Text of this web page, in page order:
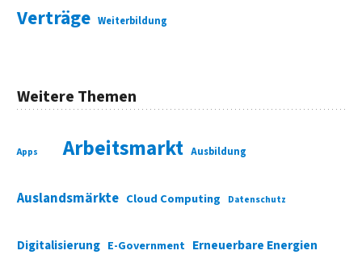
Verträge Weiterbildung
Weitere Themen
Apps Arbeitsmarkt Ausbildung
Auslandsmärkte Cloud Computing Datenschutz
Digitalisierung E-Government Erneuerbare Energien